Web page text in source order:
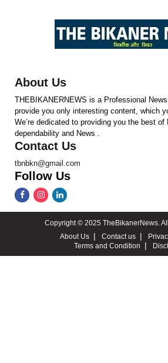
About Us
THEBIKANERNEWS is a Professional
provide you only interesting content, which
We’re dedicated to providing you the best
dependability and News .
Contact Us
tbnbkn@gmail.com
Follow Us
Copyright © 2025 TheBikanerNews.
About Us
Contact us
Terms and Condition